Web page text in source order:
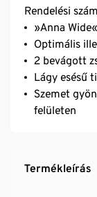
Rendelési
»Anna
Optimális
2 bevágott
Lágy esésű
Szemet
felületen
Termékleírás